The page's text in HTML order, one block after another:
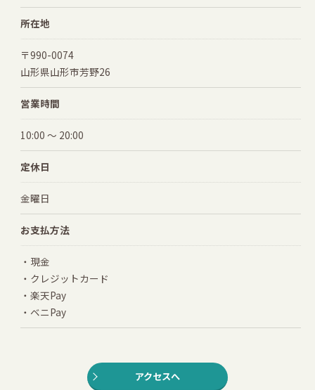
所在地
〒990-0074
山形県山形市芳野26
営業時間
10:00 〜 20:00
定休日
金曜日
お支払方法
・現金
・クレジットカード
・楽天Pay
・ベニPay
アクセスへ